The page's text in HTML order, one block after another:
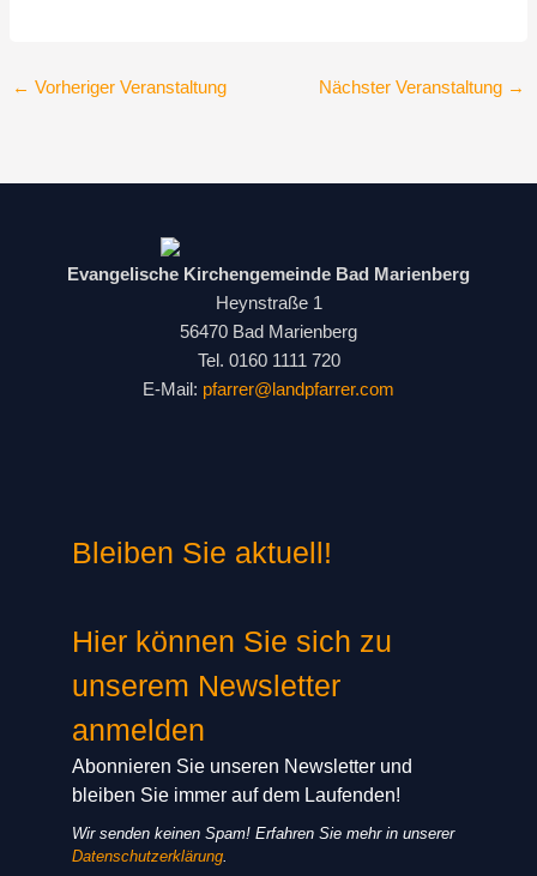
← Vorheriger Veranstaltung Nächster Veranstaltung →
Evangelische Kirchengemeinde Bad Marienberg
Heynstraße 1
56470 Bad Marienberg
Tel. 0160 1111 720
E-Mail: pfarrer@landpfarrer.com
Bleiben Sie aktuell!
Hier können Sie sich zu
unserem Newsletter
anmelden
Abonnieren Sie unseren Newsletter und
bleiben Sie immer auf dem Laufenden!
Wir senden keinen Spam! Erfahren Sie mehr in unserer
Datenschutzerklärung